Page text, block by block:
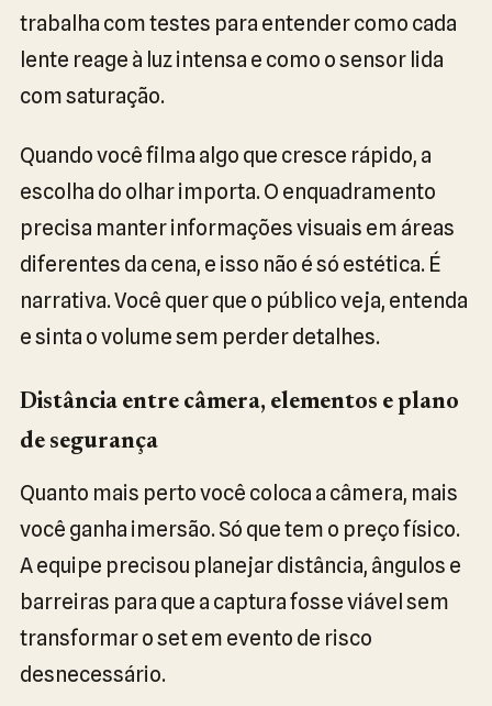
trabalha com testes para entender como cada
lente reage à luz intensa e como o sensor lida
com saturação.
Quando você filma algo que cresce rápido, a
escolha do olhar importa. O enquadramento
precisa manter informações visuais em áreas
diferentes da cena, e isso não é só estética. É
narrativa. Você quer que o público veja, entenda
e sinta o volume sem perder detalhes.
Distância entre câmera, elementos e plano
de segurança
Quanto mais perto você coloca a câmera, mais
você ganha imersão. Só que tem o preço físico.
A equipe precisou planejar distância, ângulos e
barreiras para que a captura fosse viável sem
transformar o set em evento de risco
desnecessário.